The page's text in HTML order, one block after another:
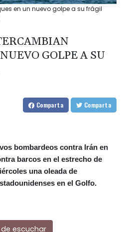
en un nuevo golpe a su frágil
GOLPE A SU
Comparta Comparta
bombardeos contra Irán en
barcos en el estrecho de
una oleada de
en el Golfo.
de escuchar